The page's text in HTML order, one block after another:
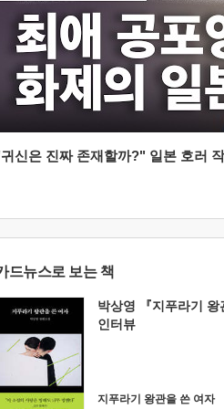
신은 진짜 존재할까?" 일본 호러
드뉴스로 보는 책
박상영 『지푸라기 왕
인터뷰
지푸라기 왕관을 쓴 여자